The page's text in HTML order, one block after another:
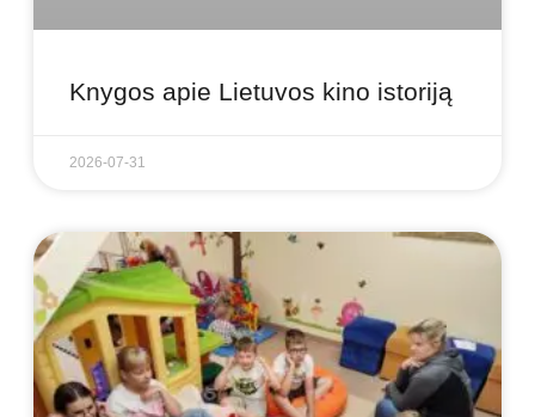
Knygos apie Lietuvos kino istoriją
2026-07-31